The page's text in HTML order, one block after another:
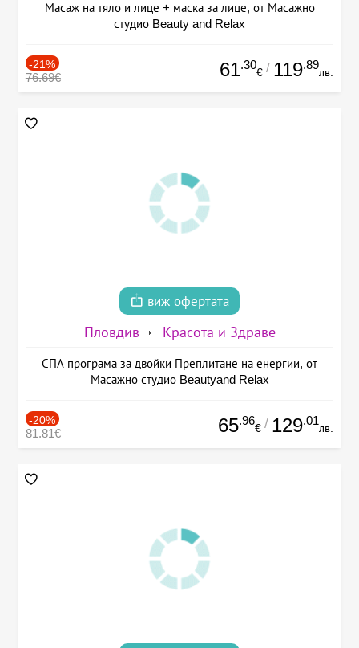
Масаж на тяло и лице + маска за лице, от Масажно
студио Beauty and Relax
-21%
76.69€ 61.30
€ / 119.89
лв.
виж офертата
Пловдив Красота и Здраве
СПА програма за двойки Преплитане на енергии, от
Масажно студио Beautyand Relax
-20%
81.81€ 65.96
€ / 129.01
лв.